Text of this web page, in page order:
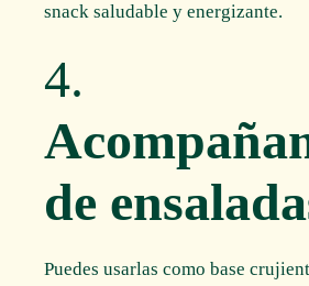
snack saludable y energizante.
4.
de
Puedes usarlas como base